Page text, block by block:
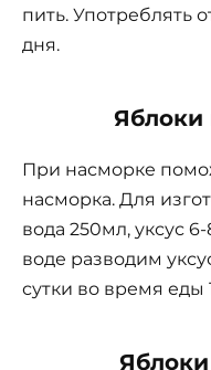
пить. Употреблять
дня.
Яблоки
При насморке
насморка. Для
вода 250мл, уксус
воде разводим
сутки во время еды
Яблоки